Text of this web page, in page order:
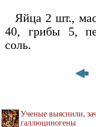
Яйца 2 шт.,
40, грибы 5,
соль.
Ученые выяснили,
галлюциногены